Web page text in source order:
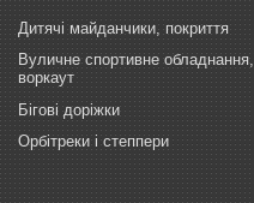
Дитячі майданчики, покриття
Вуличне спортивне обладнання,
воркаут
Бігові доріжки
Орбітреки і степпери